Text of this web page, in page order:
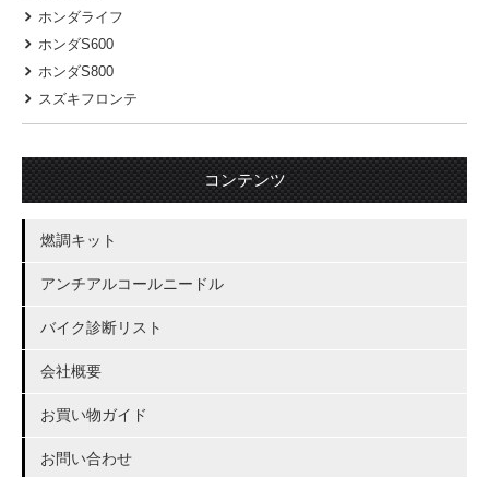
ホンダライフ
ホンダS600
ホンダS800
スズキフロンテ
コンテンツ
燃調キット
アンチアルコールニードル
バイク診断リスト
会社概要
お買い物ガイド
お問い合わせ